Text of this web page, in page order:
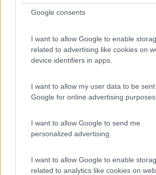
Google consents
I want to allow Google to enable
related to advertising like cookies on
device identifiers in apps.
I want to allow my user data to be
Google for online advertising purposes.
I want to allow Google to send me
personalized advertising.
I want to allow Google to enable
related to analytics like cookies on
Punto spot sulle rive del lago, senza
Serrapetrona (MC) - 36.9km
Via Valleverde 1